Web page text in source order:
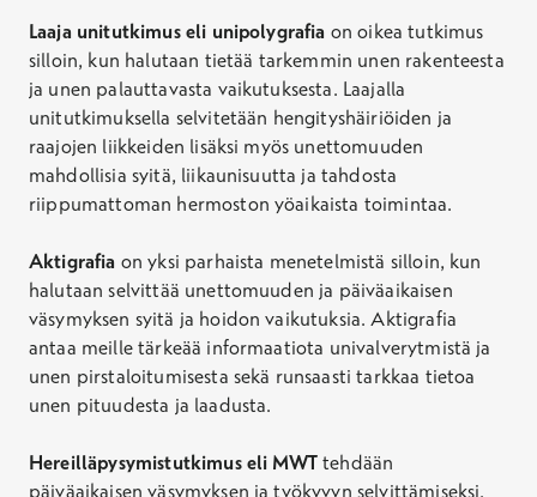
Laaja unitutkimus eli unipolygrafia on oikea tutkimus
silloin, kun halutaan tietää tarkemmin unen rakenteesta
ja unen palauttavasta vaikutuksesta. Laajalla
unitutkimuksella selvitetään hengityshäiriöiden ja
raajojen liikkeiden lisäksi myös unettomuuden
mahdollisia syitä, liikaunisuutta ja tahdosta
riippumattoman hermoston yöaikaista toimintaa.
Aktigrafia on yksi parhaista menetelmistä silloin, kun
halutaan selvittää unettomuuden ja päiväaikaisen
väsymyksen syitä ja hoidon vaikutuksia. Aktigrafia
antaa meille tärkeää informaatiota univalverytmistä ja
unen pirstaloitumisesta sekä runsaasti tarkkaa tietoa
unen pituudesta ja laadusta.
Hereilläpysymistutkimus eli MWTtehdään
päiväaikaisen väsymyksen ja työkyvyn selvittämiseksi.